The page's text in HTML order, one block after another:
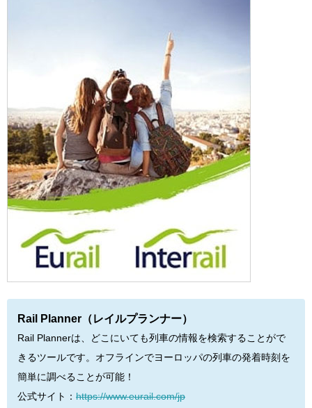
Rail Planner（レイルプランナー）
Rail Plannerは、どこにいても列車の情報を検索することがで
きるツールです。オフラインでヨーロッパの列車の発着時刻を
簡単に調べることが可能！
公式サイト： https://www.eurail.com/jp